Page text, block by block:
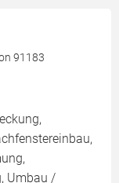
91183
Umbau /